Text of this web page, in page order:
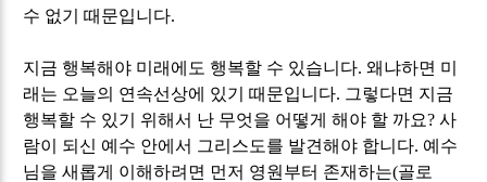
수 없기 때문입니다.
지금 행복해야 미래에도 행복할 수 있습니다.왜냐하면 미
래는 오늘의 연속선상에 있기 때문입니다. 그렇다면 지금
행복할 수 있기 위해서 난 무엇을 어떻게 해야 할 까요?사
람이 되신 예수 안에서 그리스도를 발견해야 합니다. 예수
님을 새롭게 이해하려면 먼저 영원부터 존재하는(골로